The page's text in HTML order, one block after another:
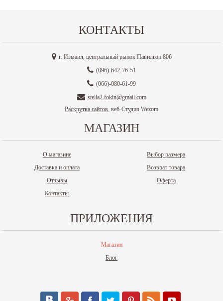
КОНТАКТЫ
г. Измаил, центральный рынок Павильон 806
(096)-642-76-51
(066)-080-61-99
stella2.fokin@gmail.com
Раскрутка сайтов веб-Студия Wezom
МАГАЗИН
О магазине
Выбор размера
Доставка и оплата
Возврат товара
Отзывы
Оферта
Контакты
ПРИЛОЖЕНИЯ
Магазин
Блог